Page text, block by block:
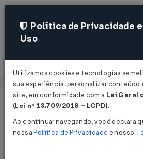
Página Inicial Legislações
Portaria MF Nº 448
Publicado no DOU em 31
Política de Privacidade e
Uso
Utilizamos cookies e tecnologias
sua experiência, personalizar conteúdo
site, em conformidade com a Lei Geral
(Lei nº 13.709/2018 – LGPD).
Ao continuar navegando, você declara
nossaPolítica de Privacidade e nosso